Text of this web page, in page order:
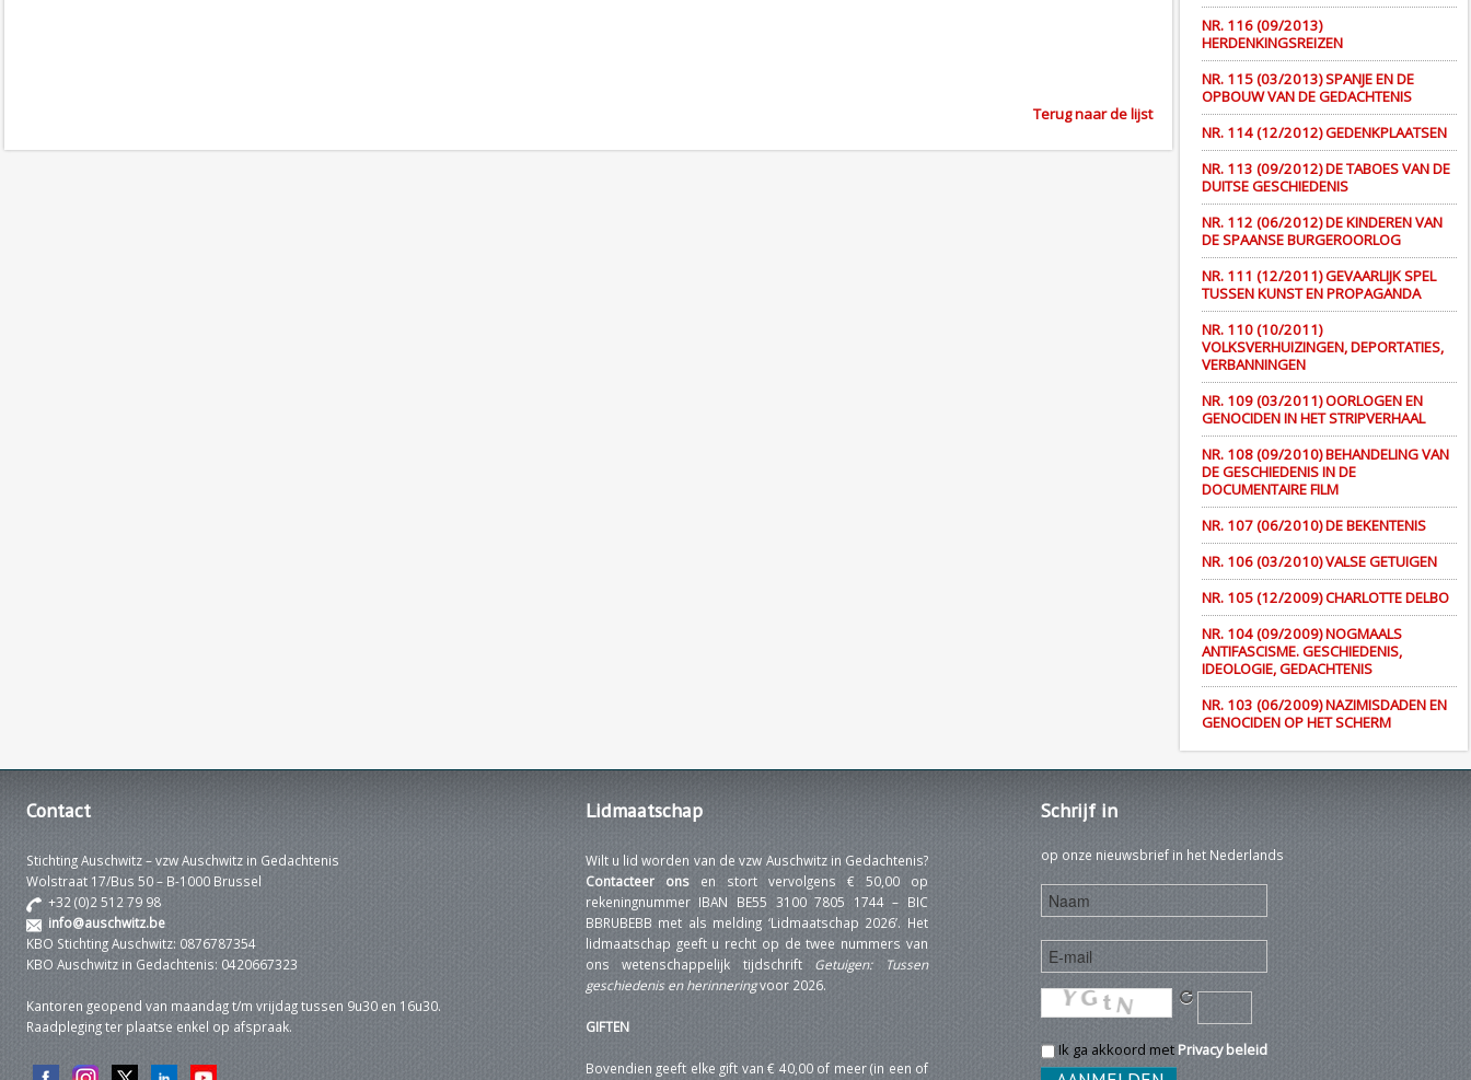
Terug naar de lijst
NR. 116 (09/2013)
HERDENKINGSREIZEN
NR. 115 (03/2013) SPANJE EN DE
OPBOUW VAN DE GEDACHTENIS
NR. 114 (12/2012) GEDENKPLAATSEN
NR. 113 (09/2012) DE TABOES VAN DE
DUITSE GESCHIEDENIS
NR. 112 (06/2012) DE KINDEREN VAN
DE SPAANSE BURGEROORLOG
NR. 111 (12/2011) GEVAARLIJK SPEL
TUSSEN KUNST EN PROPAGANDA
NR. 110 (10/2011)
VOLKSVERHUIZINGEN, DEPORTATIES,
VERBANNINGEN
NR. 109 (03/2011) OORLOGEN EN
GENOCIDEN IN HET STRIPVERHAAL
NR. 108 (09/2010) BEHANDELING VAN
DE GESCHIEDENIS IN DE
DOCUMENTAIRE FILM
NR. 107 (06/2010) DE BEKENTENIS
NR. 106 (03/2010) VALSE GETUIGEN
NR. 105 (12/2009) CHARLOTTE DELBO
NR. 104 (09/2009) NOGMAALS
ANTIFASCISME. GESCHIEDENIS,
IDEOLOGIE, GEDACHTENIS
NR. 103 (06/2009) NAZIMISDADEN EN
GENOCIDEN OP HET SCHERM
Contact
Stichting Auschwitz – vzw Auschwitz in Gedachtenis
Wolstraat 17/Bus 50 – B-1000 Brussel
+32 (0)2 512 79 98
info@auschwitz.be
KBO Stichting Auschwitz: 0876787354
KBO Auschwitz in Gedachtenis: 0420667323
Kantoren geopend van maandag t/m vrijdag tussen 9u30 en 16u30.
Raadpleging ter plaatse enkel op afspraak.
Lidmaatschap
Wilt u lid worden van de vzw Auschwitz in Gedachtenis?
Contacteer onsen stort vervolgens € 50,00 op
rekeningnummer IBAN BE55 3100 7805 1744 – BIC
BBRUBEBB met als melding ‘Lidmaatschap 2026’. Het
lidmaatschap geeft u recht op de twee nummers van
ons wetenschappelijk tijdschrift Getuigen: Tussen
geschiedenis en herinneringvoor 2026.
GIFTEN
Bovendien geeft elke gift van € 40,00 of meer (in een of
Schrijf in
op onze nieuwsbrief in het Nederlands
Ik ga akkoord met Privacy beleid